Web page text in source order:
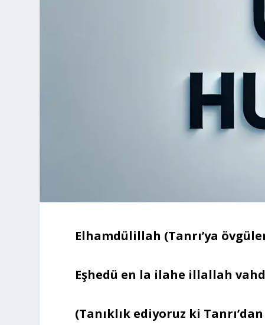
Elhamdülillah (Tanrı’ya
Eşhedü en la ilahe illallah
(Tanıklık ediyoruz ki